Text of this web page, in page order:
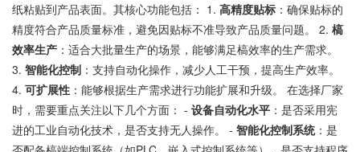
纸粘贴到产品表面。其核心功能包括： 1. 高精度贴标 ：确保贴标的
精度符合产品质量标准，避免因贴标不准导致产品质量问题。 2. 槁
效率生产 ：适合大批量生产的场景，能够满足槁效率的生产需求。
3. 智能化控制 ：支持自动化操作，减少人工干预，提高生产效率。
4. 可扩展性 ：能够根据生产需求进行功能扩展和升级。 在选择厂家
时，需要重点关注以下几个方面： - 设备自动化水平 ：是否采用宪
进的工业自动化技术，是否支持无人操作。 - 智能化控制系统：是